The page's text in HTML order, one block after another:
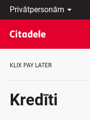
Privātpersonām
Uzņēmumiem
Private
Banking
Par
C
lv
Latviski
По-
русски
In
KLIX PAY LATER
Kredīti